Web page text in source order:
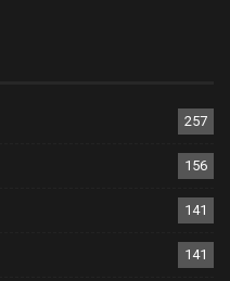
257
156
141
141